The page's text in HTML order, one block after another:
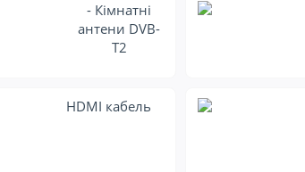
- Кімнатні
антени DVB-
T2
HDMI кабель